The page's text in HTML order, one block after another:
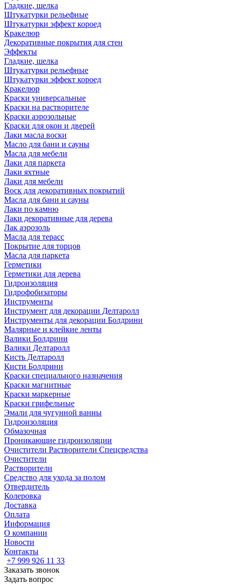
Гладкие, шелка
Штукатурки рельефные
Штукатурки эффект короед
Кракелюр
Декоративные покрытия для стен
Эффекты
Гладкие, шелка
Штукатурки рельефные
Штукатурки эффект короед
Кракелюр
Краски универсальные
Краски на растворителе
Краски аэрозольные
Краски для окон и дверей
Лаки масла воски
Масло для бани и сауны
Масла для мебели
Лаки для паркета
Лаки яхтные
Лаки для мебели
Воск для декоративных покрытий
Масла для бани и сауны
Лаки по камню
Лаки декоративные для дерева
Лак аэрозоль
Масла для терасс
Покрытие для торцов
Масла для паркета
Герметики
Герметики для дерева
Гидроизоляция
Гидрофобизаторы
Инструменты
Инструмент для декорации Делтаролл
Инструменты для декорации Болдрини
Малярные и клейкие ленты
Валики Болдрини
Валики Делтаролл
Кисть Делтаролл
Кисти Болдрини
Краски специального назначения
Краски магнитные
Краски маркерные
Краски грифельные
Эмали для чугунной ванны
Гидроизоляция
Обмазочная
Проникающие гидроизоляции
Очистители Растворители Спецсредства
Очистители
Растворители
Средство для ухода за полом
Отвердитель
Колеровка
Доставка
Оплата
Информация
О компании
Новости
Контакты
+7 999 926 11 33
Заказать звонок
Задать вопрос